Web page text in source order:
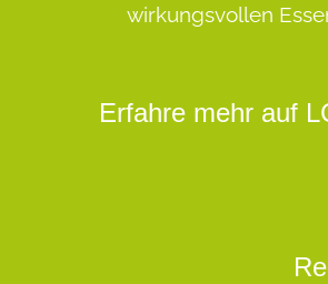
wirkungsvollen
Erfahre mehr auf